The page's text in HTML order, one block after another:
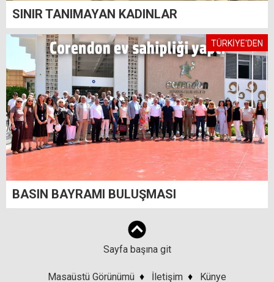
SINIR TANIMAYAN KADINLAR
TÜRKİYE'DEN
BASIN BAYRAMI BULUŞMASI
Sayfa başına git
Masaüstü Görünümü ♦ İletişim ♦ Künye